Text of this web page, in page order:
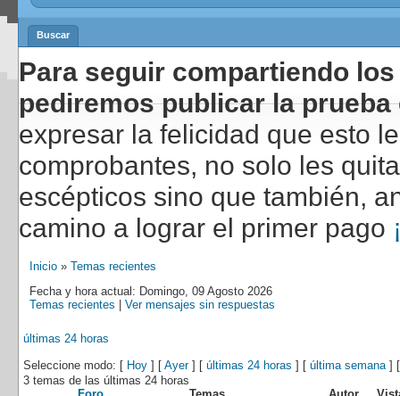
Buscar
Para seguir compartiendo
pediremos publicar la
expresar la felicidad que esto
comprobantes, no solo les
escépticos sino que también,
camino a lograr el primer pago
Inicio » Temas recientes
Fecha y hora actual: Domingo, 09 Agosto 2026
Temas recientes
Ver mensajes sin respuestas
últimas 24 horas
Seleccione modo: [ Hoy ] [ Ayer] [ últimas 24 horas ] [ última semana]
3 temas de las últimas 24 horas